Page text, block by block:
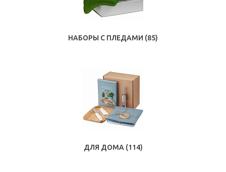
НАБОРЫ С ПЛЕДАМИ (85)
ДЛЯ ДОМА (114)